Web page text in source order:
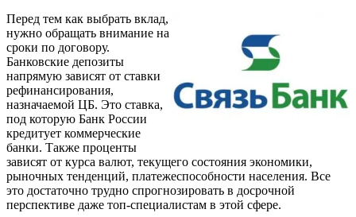
Перед тем как выбрать вклад,
нужно обращать внимание на
сроки по договору.
Банковские депозиты
напрямую зависят от ставки
рефинансирования,
назначаемой ЦБ. Это ставка,
под которую Банк России
кредитует коммерческие
банки. Также проценты
зависят от курса валют, текущего состояния экономики,
рыночных тенденций, платежеспособности населения. Все
это достаточно трудно спрогнозировать в досрочной
перспективе даже топ-специалистам в этой сфере.